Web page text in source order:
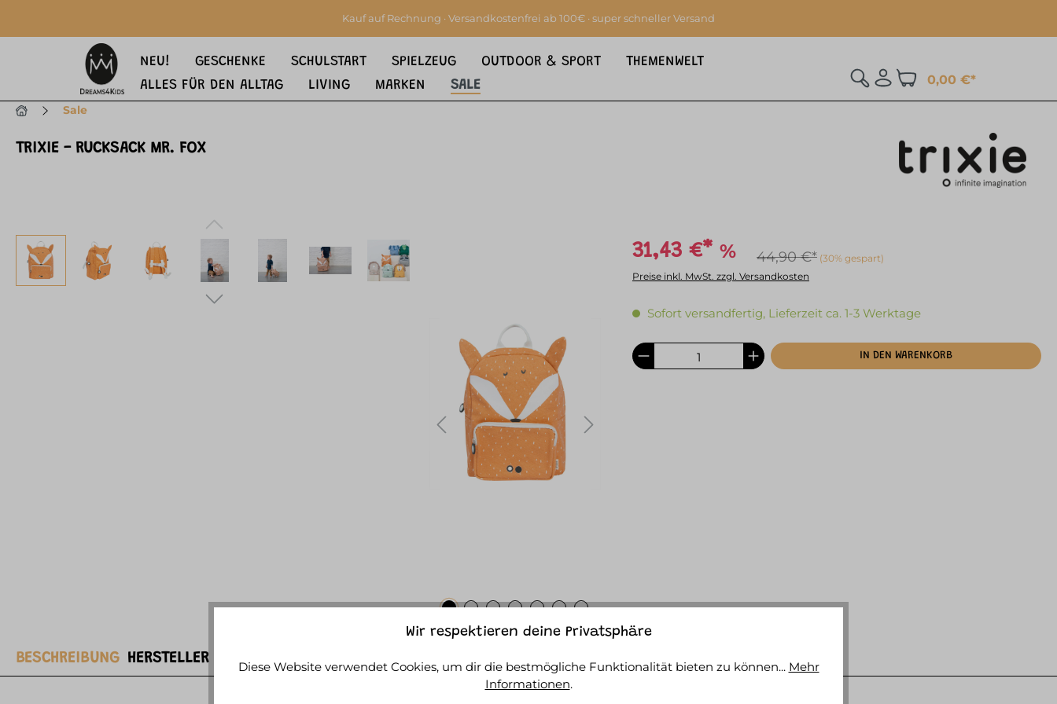
Kauf auf Rechnung · Versandkostenfrei ab 100€ · super schneller Versand
NEU! GESCHENKE SCHULSTART SPIELZEUG OUTDOOR & SPORT
THEMENWELT
ALLES FÜR DEN ALLTAG
LIVING MARKEN SALE 0,00 €*
Sale
TRIXIE - RUCKSACK MR. FOX
Bildergalerie überspringen 31,43 €* % 44,90 €* (30% gespart)
Preise inkl. MwSt. zzgl. Versandkosten
Sofort versandfertig, Lieferzeit ca. 1-3 Werktage
IN DEN WARENKORB
BESCHREIBUNG HERSTELLER WEITERE ARTIKELINFOS
Wir respektieren deine Privatsphäre
Diese Website verwendet Cookies, um dir die bestmögliche Funktionalität bieten zu können... Mehr
Informationen.